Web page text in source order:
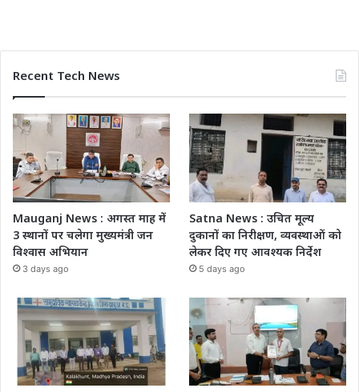
Recent Tech News
Mauganj News : अगस्त माह में
3 स्थानों पर चलेगा मुख्यमंत्री जन
विश्वास अभियान
3 days ago
Satna News : उचित मूल्य
दुकानों का निरीक्षण, व्यवस्थाओं को
लेकर दिए गए आवश्यक निर्देश
5 days ago